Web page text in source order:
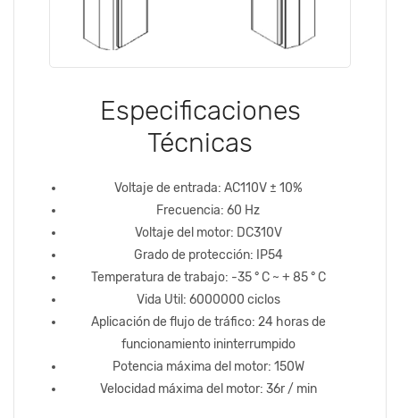
Especificaciones
Técnicas
Voltaje de entrada: AC110V ± 10%
Frecuencia: 60 Hz
Voltaje del motor: DC310V
Grado de protección: IP54
Temperatura de trabajo: -35 ° C ~ + 85 ° C
Vida Util: 6000000 ciclos
Aplicación de flujo de tráfico: 24 horas de
funcionamiento ininterrumpido
Potencia máxima del motor: 150W
Velocidad máxima del motor: 36r / min